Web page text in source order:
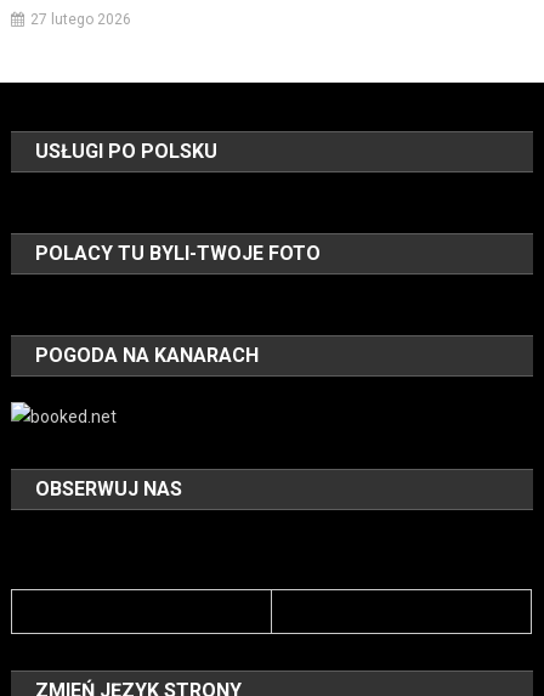
27 lutego 2026
USŁUGI PO POLSKU
POLACY TU BYLI-TWOJE FOTO
POGODA NA KANARACH
OBSERWUJ NAS
ZMIEŃ JĘZYK STRONY